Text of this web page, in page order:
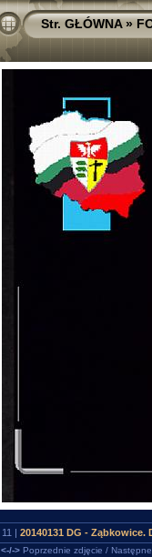
Str. GŁÓWNA»
11 | 20140131 DG -
<-/->Poprzednie zdjęcie /